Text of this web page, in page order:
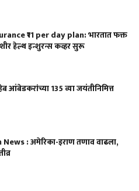
₹11 per day plan: भारतात फक्त
हेल्थ इन्शुरन्स कव्हर सुरू
आंबेडकरांच्या 135 व्या जयंतीनिमित्त
: अमेरिका-इराण तणाव वाढला,